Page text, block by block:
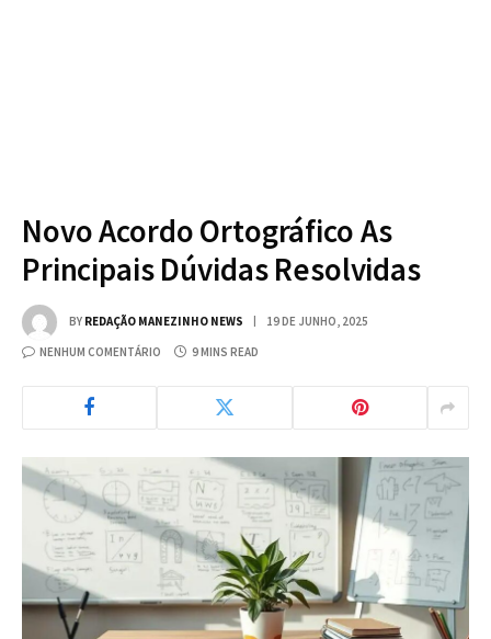
Novo Acordo Ortográfico As
Principais Dúvidas Resolvidas
BY REDAÇÃO MANEZINHO NEWS 19 DE JUNHO, 2025
NENHUM COMENTÁRIO 9 MINS READ